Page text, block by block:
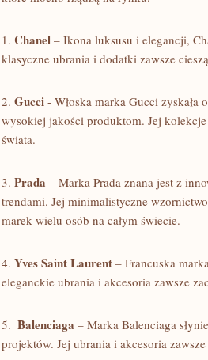
1. Chanel – Ikona luksusu i elegancji,​
klasyczne ubrania i dodatki ⁤zawsze
2. Gucci ⁤- Włoska marka Gucci
wysokiej jakości produktom. Jej
świata.
3. Prada – Marka Prada znana jest z
trendami. ⁢Jej minimalistyczne
marek wielu‍ osób na całym świecie.
4. Yves Saint Laurent – Francuska
eleganckie⁣ ubrania i akcesoria zawsze
5. ​ Balenciaga – Marka Balenciaga
projektów. ⁢Jej ubrania i akcesoria​